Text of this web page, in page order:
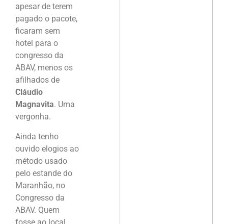
apesar de terem
pagado o pacote,
ficaram sem
hotel para o
congresso da
ABAV, menos os
afilhados de
Cláudio
Magnavita. Uma
vergonha.
Ainda tenho
ouvido elogios ao
método usado
pelo estande do
Maranhão, no
Congresso da
ABAV. Quem